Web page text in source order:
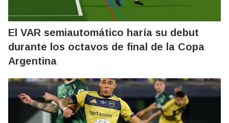
El VAR semiautomático haría su debut
durante los octavos de final de la Copa
Argentina